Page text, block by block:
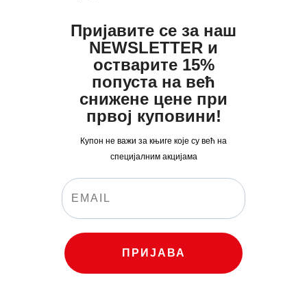
Пријавите се за наш
NEWSLETTER и
остварите 15%
попуста на већ
снижене цене при
првој куповини!
Купон не важи за књиге које су већ на
специјалним акцијама
ПРИЈАВА